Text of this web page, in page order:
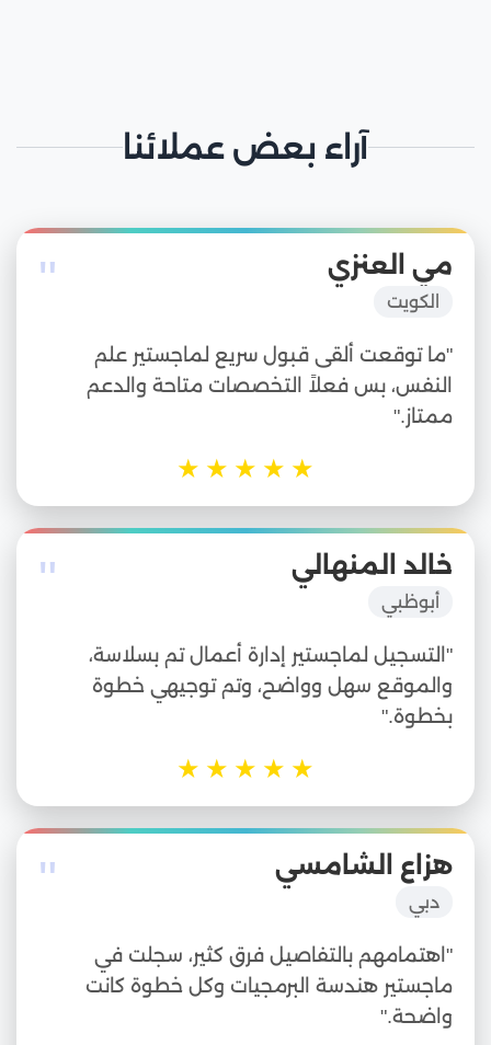
آراء بعض عملائنا
" مي العنزي
الكويت
"ما توقعت ألقى قبول سريع لماجستير علم
النفس، بس فعلاً التخصصات متاحة والدعم
ممتاز."
★
★
★
★
★
" خالد المنهالي
أبوظبي
"التسجيل لماجستير إدارة أعمال تم بسلاسة،
والموقع سهل وواضح، وتم توجيهي خطوة
بخطوة."
★
★
★
★
★
" هزاع الشامسي
دبي
"اهتمامهم بالتفاصيل فرق كثير، سجلت في
ماجستير هندسة البرمجيات وكل خطوة كانت
واضحة."